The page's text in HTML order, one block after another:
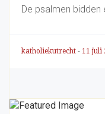
De psalmen bidden
katholiekutrecht - 11 juli